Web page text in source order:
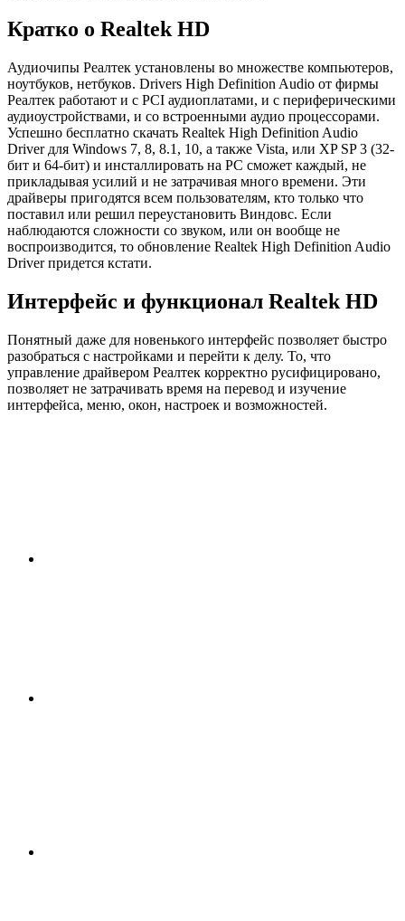
Кратко о Realtek HD
Аудиочипы Реалтек установлены во множестве компьютеров,
ноутбуков, нетбуков. Drivers High Definition Audio от фирмы
Реалтек работают и с PCI аудиоплатами, и с периферическими
аудиоустройствами, и со встроенными аудио процессорами.
Успешно бесплатно скачать Realtek High Definition Audio
Driver для Windows 7, 8, 8.1, 10, а также Vista, или XP SP 3 (32-
бит и 64-бит) и инсталлировать на PC сможет каждый, не
прикладывая усилий и не затрачивая много времени. Эти
драйверы пригодятся всем пользователям, кто только что
поставил или решил переустановить Виндовс. Если
наблюдаются сложности со звуком, или он вообще не
воспроизводится, то обновление Realtek High Definition Audio
Driver придется кстати.
Интерфейс и функционал Realtek HD
Понятный даже для новенького интерфейс позволяет быстро
разобраться с настройками и перейти к делу. То, что
управление драйвером Реалтек корректно русифицировано,
позволяет не затрачивать время на перевод и изучение
интерфейса, меню, окон, настроек и возможностей.